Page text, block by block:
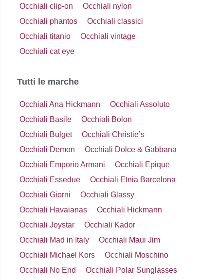
Occhiali clip-on
Occhiali nylon
Occhiali phantos
Occhiali classici
Occhiali titanio
Occhiali vintage
Occhiali cat eye
Tutti le marche
Occhiali Ana Hickmann
Occhiali Assoluto
Occhiali Basile
Occhiali Bolon
Occhiali Bulget
Occhiali Christie’s
Occhiali Demon
Occhiali Dolce & Gabbana
Occhiali Emporio Armani
Occhiali Epique
Occhiali Essedue
Occhiali Etnia Barcelona
Occhiali Giorni
Occhiali Glassy
Occhiali Havaianas
Occhiali Hickmann
Occhiali Joystar
Occhiali Kador
Occhiali Mad in Italy
Occhiali Maui Jim
Occhiali Michael Kors
Occhiali Moschino
Occhiali No End
Occhiali Polar Sunglasses